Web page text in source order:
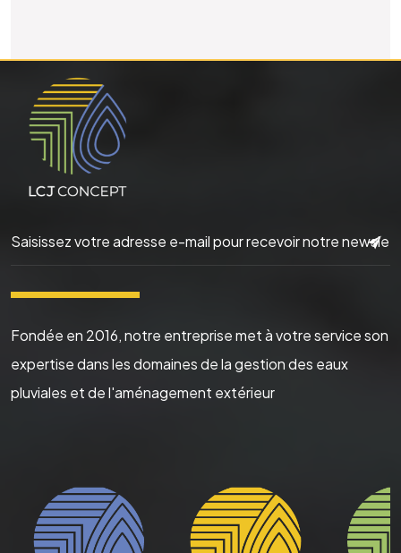
▬▬▬▬▬▬
Fondée en 2016, notre entreprise met à votre service son
expertise dans les domaines de la gestion des eaux
pluviales et de l'aménagement extérieur